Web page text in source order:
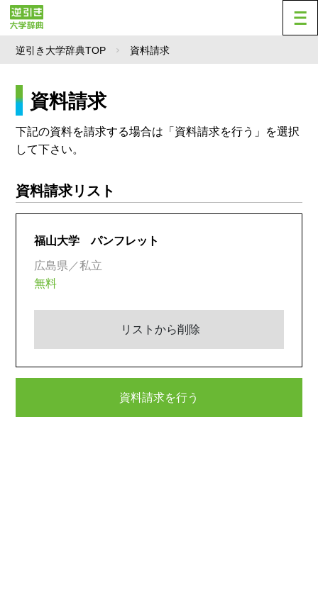
逆引き大学辞典TOP 資料請求
資料請求
下記の資料を請求する場合は「資料請求を行う」を選択
して下さい。
資料請求リスト
福山大学 パンフレット
広島県／私立
無料
リストから削除
資料請求を行う